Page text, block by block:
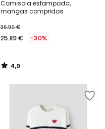
Camisola estampada,
mangas compridas
36.99 €
25.89 € -30%
/ 5
4,9
/